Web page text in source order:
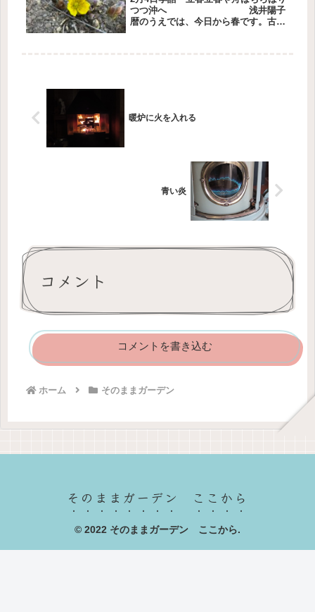
つつ沖へ 浅井陽子
暦のうえでは、今日から春です。古い
暖炉に火を入れる
青い炎
コメント
コメントを書き込む
ホーム そのままガーデン
そのままガーデン ここから
© 2022 そのままガーデン ここから.